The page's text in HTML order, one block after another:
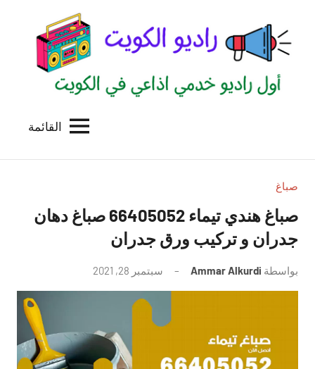
المحتوى
الكويت
للاعلانات
بالكويت
القائمة
صباغ
صباغ هندي تيماء 66405052 صباغ دهان
جدران و تركيب ورق جدران
بواسطة Ammar Alkurdi سبتمبر 28, 2021
توجد